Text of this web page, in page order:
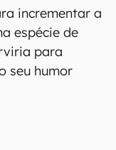
incrementar a
espécie de
para
seu humor